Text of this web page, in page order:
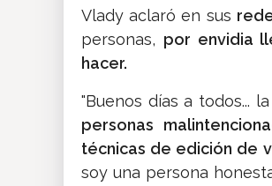
Vlady aclaró en sus
personas, por envidia
hacer.
"Buenos días a todos...
personas
técnicas de edición de
soy una persona